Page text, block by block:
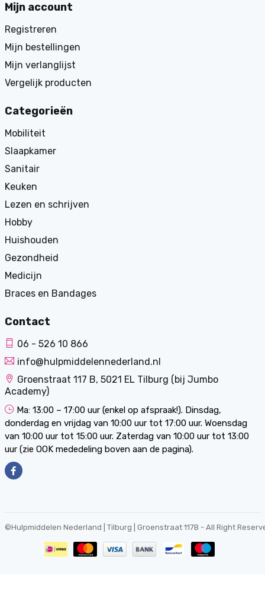
Mijn account
Registreren
Mijn bestellingen
Mijn verlanglijst
Vergelijk producten
Categorieën
Mobiliteit
Slaapkamer
Sanitair
Keuken
Lezen en schrijven
Hobby
Huishouden
Gezondheid
Medicijn
Braces en Bandages
Contact
06 - 526 10 866
info@hulpmiddelennederland.nl
Groenstraat 117 B, 5021 EL Tilburg (bij Jumbo
Academy)
Ma: 13:00 – 17:00 uur (enkel op afspraak!). Dinsdag,
donderdag en vrijdag van 10:00 uur tot 17:00 uur. Woensdag
van 10:00 uur tot 15:00 uur. Zaterdag van 10:00 uur tot 13:00
uur (zie OOK mededeling boven aan de pagina).
©Hulpmiddelen Nederland | Tilburg | Groenstraat 117B - All Right